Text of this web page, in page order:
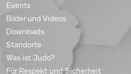
Events
Bilder und Videos
Downloads
Standorte
Was ist Judo?
Für Respekt und Sicherheit